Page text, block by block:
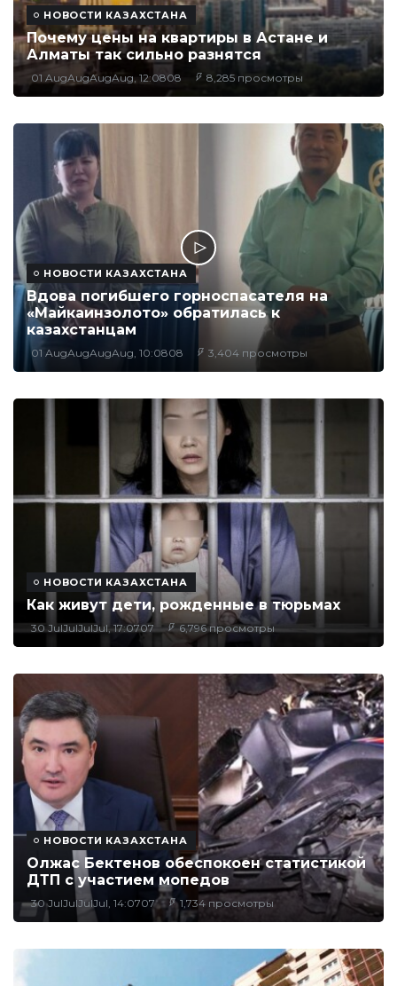
НОВОСТИ КАЗАХСТАНА
Почему цены на квартиры в Астане и
Алматы так сильно разнятся
01 AugAugAugAug, 12:0808 8,285 просмотры
НОВОСТИ КАЗАХСТАНА
Вдова погибшего горноспасателя на
«Майкаинзолото» обратилась к
казахстанцам
01 AugAugAugAug, 10:0808 3,404 просмотры
НОВОСТИ КАЗАХСТАНА
Как живут дети, рожденные в тюрьмах
30 JulJulJulJul, 17:0707 6,796 просмотры
НОВОСТИ КАЗАХСТАНА
Олжас Бектенов обеспокоен статистикой
ДТП с участием мопедов
30 JulJulJulJul, 14:0707 1,734 просмотры